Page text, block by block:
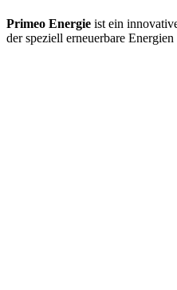
Primeo Energie ist ein
der speziell erneuerbare